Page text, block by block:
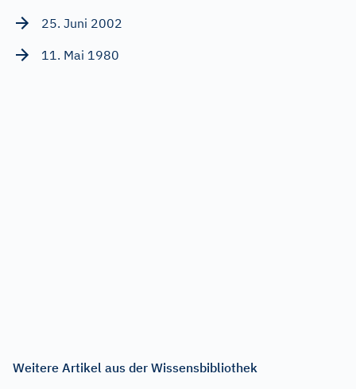
25. Juni 2002
11. Mai 1980
Weitere Artikel aus der Wissensbibliothek